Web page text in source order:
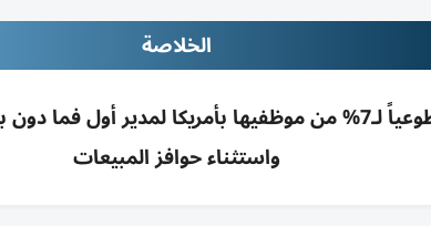
الخلاصة
واستثناء حوافز المبيعات